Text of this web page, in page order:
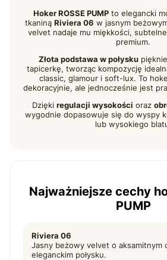
Hoker ROSSE PUMPto elegancki
tkaniną Riviera 06 w jasnym
velvet nadaje mu miękkości,
premium.
Złota podstawa w połysku
tapicerkę, tworząc kompozycję
classic, glamour i soft-lux. To
dekoracyjnie, ale jednocześnie jest
Dzięki regulacji wysokości oraz
wygodnie dopasowuje się do wyspy
lub wysokiego
Najważniejsze cechy
PUMP
Riviera 06
Jasny beżowy velvet o aksamitnym
eleganckim połysku.